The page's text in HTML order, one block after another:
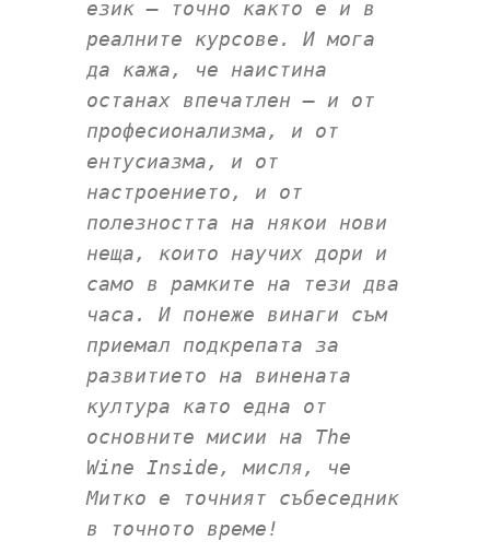
език – точно както е и в
реалните курсове. И мога
да кажа, че наистина
останах впечатлен – и от
професионализма, и от
ентусиазма, и от
настроението, и от
полезността на някои нови
неща, които научих дори и
само в рамките на тези два
часа. И понеже винаги съм
приемал подкрепата за
развитието на винената
култура като една от
основните мисии на The
Wine Inside, мисля, че
Митко е точният събеседник
в точното време!